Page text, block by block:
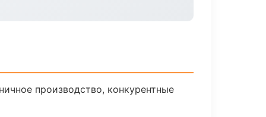
производство, конкурентные